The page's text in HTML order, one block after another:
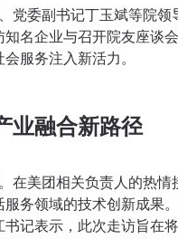
党委副书记丁玉斌等院
名企业与召开院友座谈
服务注入新活力。
业融合新路径
在美团相关负责人的热
务领域的技术创新成果
记表示，此次走访旨在